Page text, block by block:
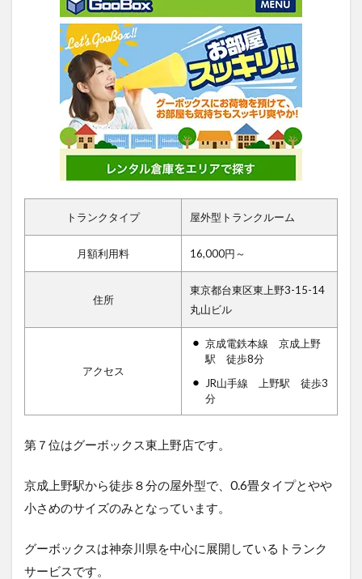
トランクタイプ 屋外型トランクルーム
月額利用料 16,000円～
住所
東京都台東区東上野3-15-14
丸山ビル
アクセス
京成電鉄本線 京成上野
駅 徒歩8分
JR山手線 上野駅 徒歩3
分
第７位はグーボックス東上野店です。
京成上野駅から徒歩８分の屋外型で、0.6畳タイプとやや
小さめのサイズのみとなっています。
グーボックスは神奈川県を中心に展開しているトランク
サービスです。